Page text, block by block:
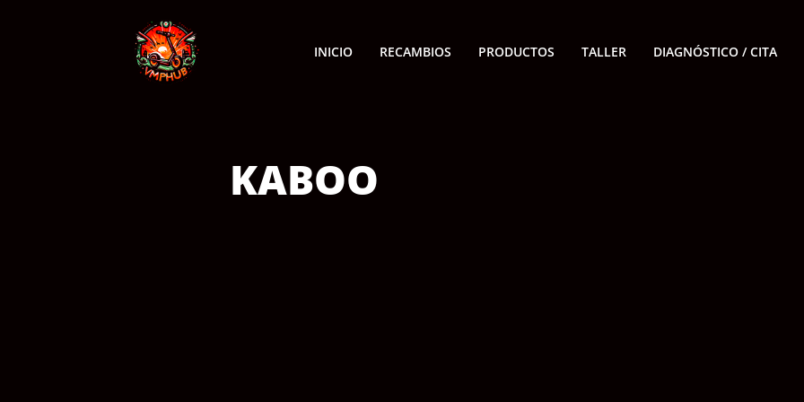
INICIO RECAMBIOS PRODUCTOS TALLER DIAGNÓSTICO / CITA
KABOO